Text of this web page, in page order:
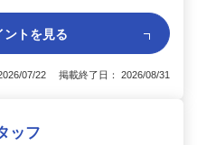
ントを見る
07/22 掲載終了日： 2026/08/31
ッフ